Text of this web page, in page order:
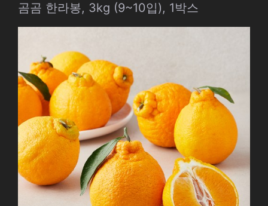
곰곰 한라봉, 3kg (9~10입), 1박스